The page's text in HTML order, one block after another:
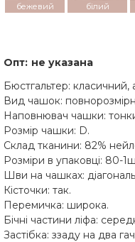
бежевий білий
Опт: не указана
Бюстгальтер: класичний,
Вид чашок:
Наповнювач чашки:
Розмір чашки: D.
Склад тканини: 82%
Розміри в упаковці: 80-
Шви на чашках:
Кісточки: так.
Перемичка: широка.
Бічні частини ліфа:
Застібка: ззаду на два